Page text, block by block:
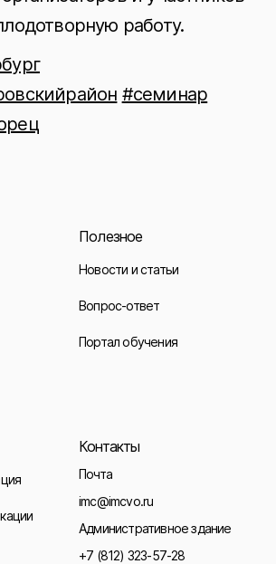
работу.
#семинар
Полезное
Новости и статьи
Вопрос-ответ
Портал обучения
Контакты
Почта
imc@imcvo.ru
Административное здание
+7 (812) 323-57-28